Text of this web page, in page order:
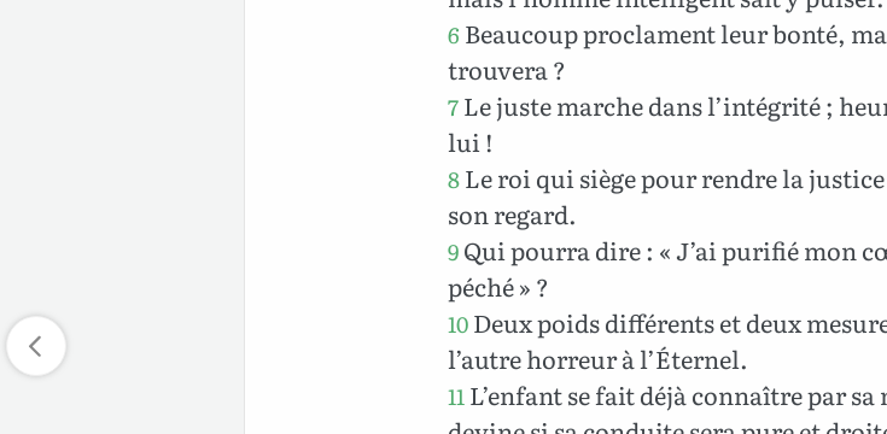
6 Beaucoup proclament leur bonté,
trouvera ?
7Le juste marche dans l’intégrité ;
lui !
8Le roi qui siège pour rendre la
son regard.
9Qui pourra dire : « J’ai purifié mon
péché » ?
10Deux poids différents et deux
l’autre horreur à l’Éternel.
11L’enfant se fait déjà connaître par sa